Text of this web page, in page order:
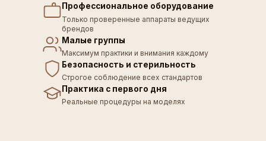
Профессиональное оборудование
Только проверенные аппараты ведущих
брендов
Малые группы
Максимум практики и внимания каждому
Безопасность и стерильность
Строгое соблюдение всех стандартов
Практика с первого дня
Реальные процедуры на моделях